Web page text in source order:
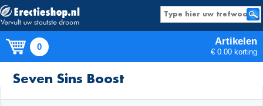
0 Artikelen
€ 0.00 korting
Producten
Seven Sins Boost